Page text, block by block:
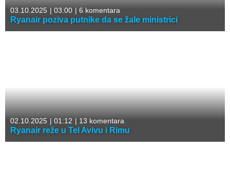
03.10.2025 | 03:00 | 6 komentara
Ryanair poziva putnike da se žale ministrici
02.10.2025 | 01:12 | 13 komentara
Ryanair reže u Tel Avivu i Rimu